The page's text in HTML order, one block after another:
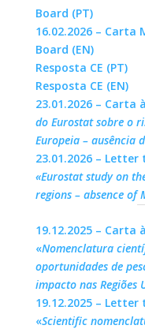
Board (PT)
16.02.2026 – Carta
Board (EN)
Resposta CE (PT)
Resposta CE (EN)
23.01.2026 – Carta
do Eurostat sobre o
Europeia – ausência
23.01.2026 –
«Eurostat study on
regions – absence of
19.12.2025 – Carta
«Nomenclatura
oportunidades de
impacto nas
19.12.2025 –
«Scientific